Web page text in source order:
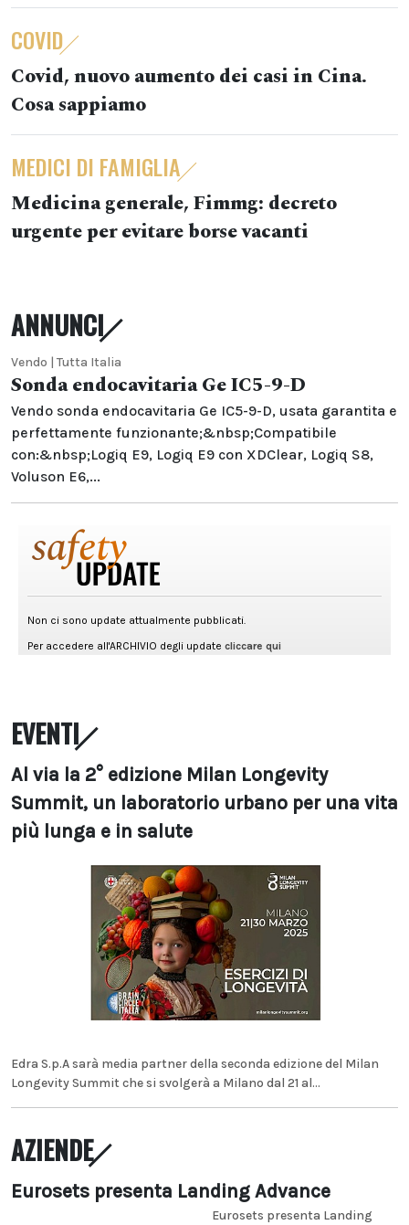
COVID
Covid, nuovo aumento dei casi in Cina.
Cosa sappiamo
MEDICI DI FAMIGLIA
Medicina generale, Fimmg: decreto
urgente per evitare borse vacanti
ANNUNCI
Vendo | Tutta Italia
Sonda endocavitaria Ge IC5-9-D
Vendo sonda endocavitaria Ge IC5-9-D, usata garantita e
perfettamente funzionante;&nbsp;Compatibile
con:&nbsp;Logiq E9, Logiq E9 con XDClear, Logiq S8,
Voluson E6,...
EVENTI
Al via la 2° edizione Milan Longevity
Summit, un laboratorio urbano per una vita
più lunga e in salute
Edra S.p.A sarà media partner della seconda edizione del Milan
Longevity Summit che si svolgerà a Milano dal 21 al...
AZIENDE
Eurosets presenta Landing Advance
Eurosets presenta Landing